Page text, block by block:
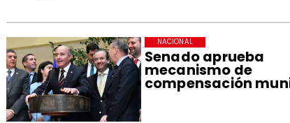
Senado aprueba
mecanismo de
compensación
NACIONAL